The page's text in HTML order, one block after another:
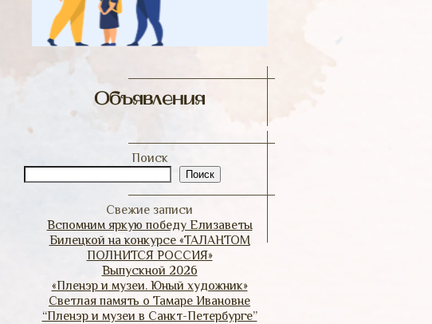
Объявления
Поиск
Поиск
Свежие записи
Вспомним яркую победу Елизаветы
Билецкой на конкурсе «ТАЛАНТОМ
ПОЛНИТСЯ РОССИЯ»
Выпускной 2026
«Пленэр и музеи. Юный художник»
Светлая память о Тамаре Ивановне
“Пленэр и музеи в Санкт-Петербурге”